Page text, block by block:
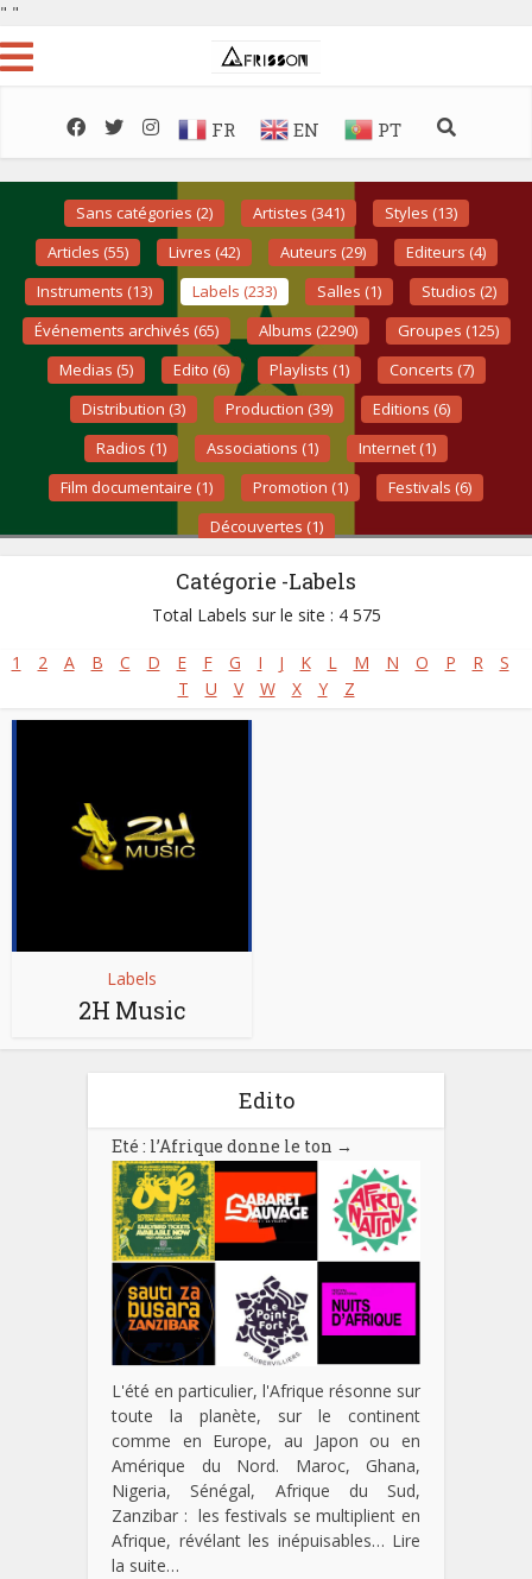
" "
FR EN PT
Sans catégories (2) Artistes (341)
Styles (13)
Articles (55)
Livres (42) Auteurs (29)
Editeurs (4)
Instruments (13)
Labels (233) Salles (1)
Studios (2)
Événements archivés (65)
Albums (2290)
Groupes (125)
Medias (5)
Edito (6) Playlists (1)
Concerts (7)
Distribution (3)
Production (39)
Editions (6)
Radios (1)
Associations (1)
Internet (1)
Film documentaire (1)
Promotion (1)
Festivals (6)
Découvertes (1)
Sénégal
Styles: Afro-jazz Afro-rap Afro-reggae,Folk Music
,
Gospel africain - Musique chrétienne
Musique Classique Africaine
Catégorie -Labels
Total Labels sur le site : 4 575
1 2 A B C D E F G I J K L M N O P R
S
T
U V W X Y Z
Labels
2H Music
Edito
Eté : l’Afrique donne le ton →
L'été en particulier, l'Afrique résonne sur
toute la planète, sur le continent
comme en Europe, au Japon ou en
Amérique du Nord. Maroc, Ghana,
Nigeria, Sénégal, Afrique du Sud,
Zanzibar : les festivals se multiplient en
Afrique, révélant les inépuisables… Lire
la suite…